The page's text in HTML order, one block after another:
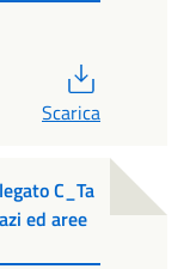
Scarica
C_Ta
ed aree